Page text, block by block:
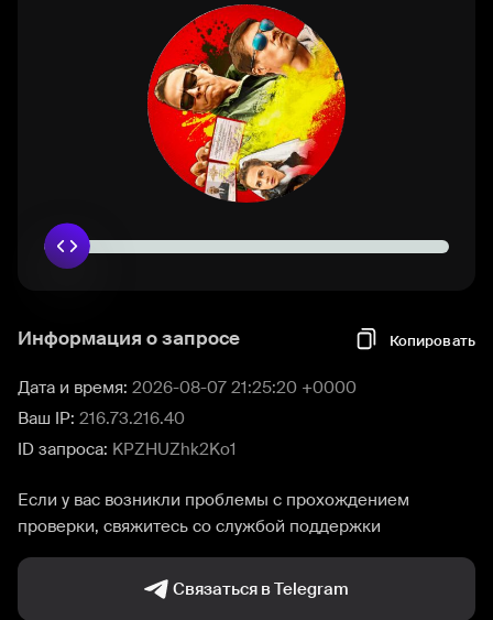
Информация о запросе Копировать
Дата и время: 2026-08-07 21:25:20 +0000
Ваш IP: 216.73.216.40
ID запроса: KPZHUZhk2Ko1
Если у вас возникли проблемы с прохождением
проверки, свяжитесь со службой поддержки
Связаться в Telegram